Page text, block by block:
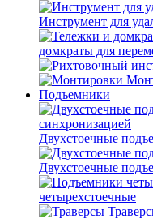
Инструмент для
домкраты для
Подъемники
Двухстоечные
Двухстоечные
четырехстоечные